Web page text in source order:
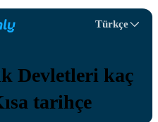
Türkçe
Devletleri kaç
tarihçe